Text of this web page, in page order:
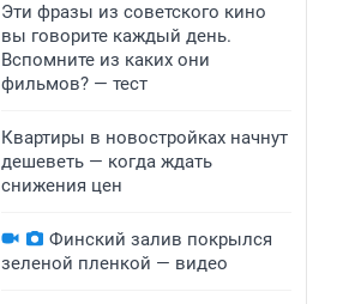
Эти фразы из советского кино
вы говорите каждый день.
Вспомните из каких они
фильмов? — тест
Квартиры в новостройках начнут
дешеветь — когда ждать
снижения цен
Финский залив покрылся
зеленой пленкой — видео